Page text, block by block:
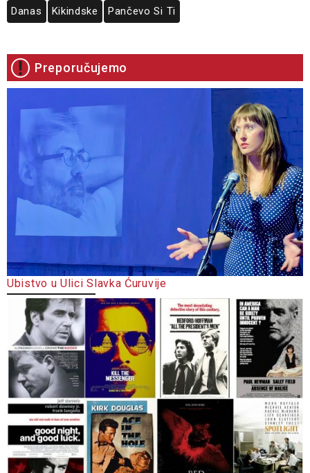
Danas Kikindske Pančevo Si Ti
Preporučujemo
Ubistvo u Ulici Slavka Ćuruvije